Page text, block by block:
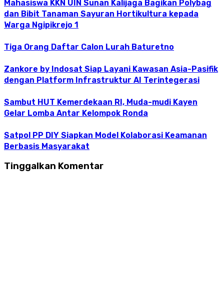
Mahasiswa KKN UIN Sunan Kalijaga Bagikan Polybag
dan Bibit Tanaman Sayuran Hortikultura kepada
Warga Ngipikrejo 1
Tiga Orang Daftar Calon Lurah Baturetno
Zankore by Indosat Siap Layani Kawasan Asia-Pasifik
dengan Platform Infrastruktur AI Terintegerasi
Sambut HUT Kemerdekaan RI, Muda-mudi Kayen
Gelar Lomba Antar Kelompok Ronda
Satpol PP DIY Siapkan Model Kolaborasi Keamanan
Berbasis Masyarakat
Tinggalkan Komentar